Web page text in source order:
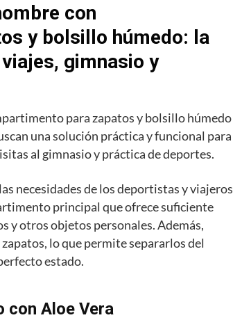
con
y bolsillo húmedo: la
gimnasio y
para zapatos y bolsillo húmedo
una solución práctica y funcional para
al gimnasio y práctica de deportes.
necesidades de los deportistas y viajeros
principal que ofrece suficiente
y otros objetos personales. Además,
lo que permite separarlos del
estado.
con Aloe Vera